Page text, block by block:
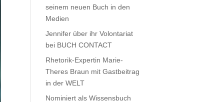
seinem neuen Buch in den
Medien
Jennifer über ihr Volontariat
bei BUCH CONTACT
Rhetorik-Expertin Marie-
Theres Braun mit Gastbeitrag
in der WELT
Nominiert als Wissensbuch